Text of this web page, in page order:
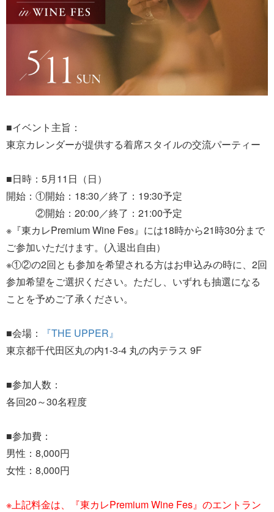
■イベント主旨：
東京カレンダーが提供する着席スタイルの交流パーティー
■日時：5月11日（日）
開始：①開始：18:30／終了：19:30予定
②開始：20:00／終了：21:00予定
※『東カレPremium Wine Fes』には18時から21時30分まで
ご参加いただけます。(入退出自由）
※①②の2回とも参加を希望される方はお申込みの時に、2回
参加希望をご選択ください。ただし、いずれも抽選になる
ことを予めご了承ください。
■会場：
『THE UPPER』
東京都千代田区丸の内1-3-4 丸の内テラス 9F
■参加人数：
各回20～30名程度
■参加費：
男性：8,000円
女性：8,000円
※上記料金は、『東カレPremium Wine Fes』のエントラン